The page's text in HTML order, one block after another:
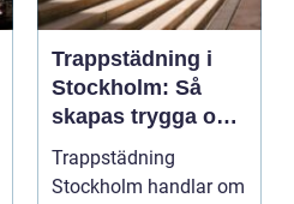
Trappstädning i
Stockholm: Så
skapas trygga och
trivsamma
trapphus
Trappstädning
Stockholm handlar om